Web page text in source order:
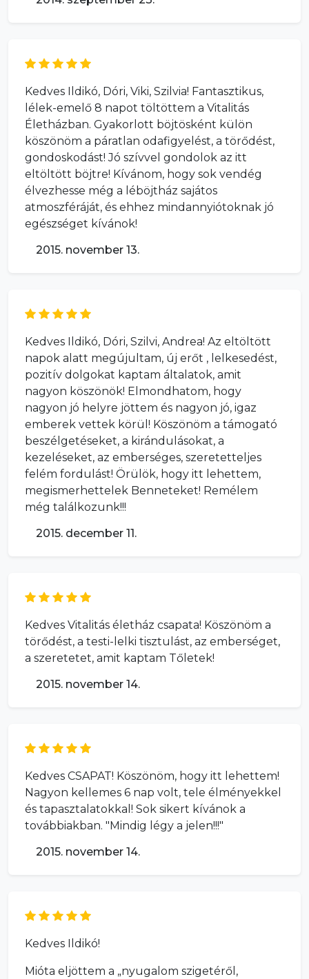
Kedves Ildikó, Dóri, Viki, Szilvia! Fantasztikus,
lélek-emelő 8 napot töltöttem a Vitalitás
Életházban. Gyakorlott böjtösként külön
köszönöm a páratlan odafigyelést, a törődést,
gondoskodást! Jó szívvel gondolok az itt
eltöltött böjtre! Kívánom, hogy sok vendég
élvezhesse még a léböjtház sajátos
atmoszféráját, és ehhez mindannyiótoknak jó
egészséget kívánok!
2015. november 13.
Kedves Ildikó, Dóri, Szilvi, Andrea! Az eltöltött
napok alatt megújultam, új erőt , lelkesedést,
pozitív dolgokat kaptam általatok, amit
nagyon köszönök! Elmondhatom, hogy
nagyon jó helyre jöttem és nagyon jó, igaz
emberek vettek körül! Köszönöm a támogató
beszélgetéseket, a kirándulásokat, a
kezeléseket, az emberséges, szeretetteljes
felém fordulást! Örülök, hogy itt lehettem,
megismerhettelek Benneteket! Remélem
még találkozunk!!!
2015. december 11.
Kedves Vitalitás életház csapata! Köszönöm a
törődést, a testi-lelki tisztulást, az emberséget,
a szeretetet, amit kaptam Tőletek!
2015. november 14.
Kedves CSAPAT! Köszönöm, hogy itt lehettem!
Nagyon kellemes 6 nap volt, tele élményekkel
és tapasztalatokkal! Sok sikert kívánok a
továbbiakban. "Mindig légy a jelen!!!"
2015. november 14.
Kedves Ildikó!
Mióta eljöttem a „nyugalom szigetéről,